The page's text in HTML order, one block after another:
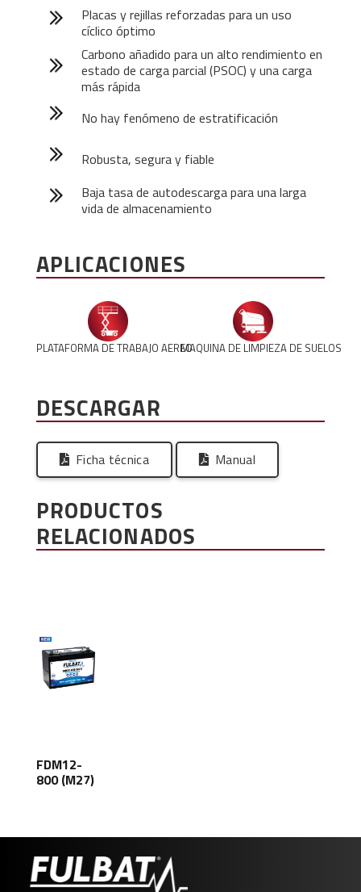
Placas y rejillas reforzadas para un uso
cíclico óptimo
Carbono añadido para un alto rendimiento en
estado de carga parcial (PSOC) y una carga
más rápida
No hay fenómeno de estratificación
Robusta, segura y fiable
Baja tasa de autodescarga para una larga
vida de almacenamiento
APLICACIONES
PLATAFORMA DE TRABAJO AEREOMAQUINA DE LIMPIEZA DE SUELOS
DESCARGAR
Ficha técnica Manual
PRODUCTOS
RELACIONADOS
FDM12-
800 (M27)